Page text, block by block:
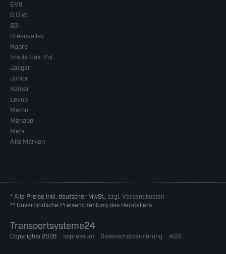
EVB
G.D.W.
G3
Greenvalley
Hapro
Imiola Hak-Pol
Jaeger
Junior
Kamei
Levup
Memo
Menabo
Mehr
Alle Marken
* Alle Preise inkl. deutscher MwSt., zzgl. Versandkosten
** Unverbindliche Preisempfehlung des Herstellers
Transportsysteme24
Copyrights 2026 Impressum Datenschutzerklärung AGB